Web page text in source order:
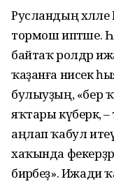
Русландың хәләле
тормош иптәше.
байтаҡ ролдәр
ҡаҙанға нисек
булыуҙың, «бер
яҡтары күберәк,
аңлап ҡабул
хаҡында
бирәбеҙ». Ижади